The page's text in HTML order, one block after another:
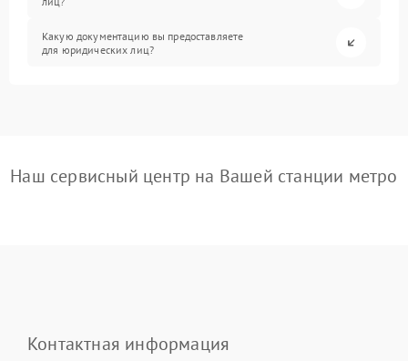
Какую документацию вы предоставляете
для юридических лиц?
Наш сервисный центр на Вашей станции метро
Контактная информация